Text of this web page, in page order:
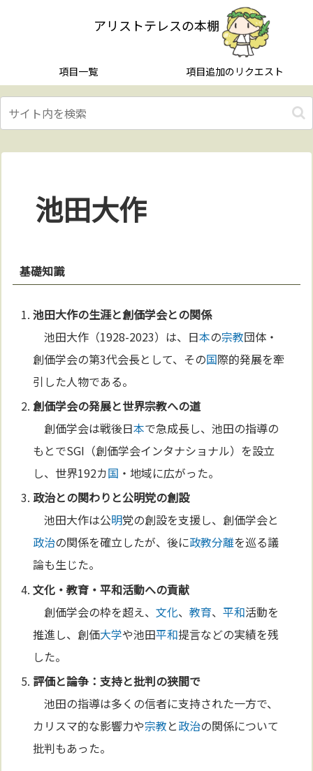
アリストテレスの本棚
項目一覧 項目追加のリクエスト
池田大作
基礎知識
池田大作の生涯と創価学会との関係
池田大作（1928-2023）は、日本の宗教団体・
創価学会の第3代会長として、その国際的発展を牽
引した人物である。
創価学会の発展と世界宗教への道
創価学会は戦後日本で急成長し、池田の指導の
もとでSGI（創価学会インタナショナル）を設立
し、世界192カ国 ・地域に広がった。
政治との関わりと公明党の創設
池田大作は公明党の創設を支援し、創価学会と
政治の関係を確立したが、後に政教分離を巡る議
論も生じた。
文化 ・教育 ・平和活動への貢献
創価学会の枠を超え、文化、教育、平和活動を
推進し、創価大学や池田平和提言などの実績を残
した。
評価と論争：支持と批判の狭間で
池田の指導は多くの信者に支持された一方で、
カリスマ的な影響力や宗教と政治の関係について
批判もあった。